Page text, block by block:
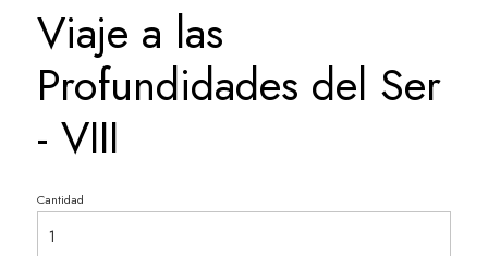
Viaje a las
Profundidades del Ser
- VIII
Cantidad